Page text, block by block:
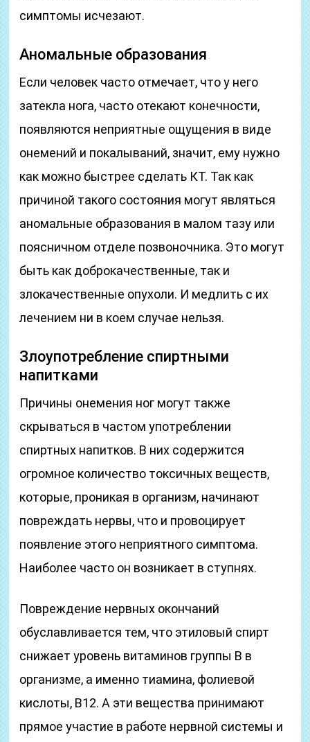
симптомы исчезают.
Аномальные образования
Если человек часто отмечает, что у него
затекла нога, часто отекают конечности,
появляются неприятные ощущения в виде
онемений и покалываний, значит, ему нужно
как можно быстрее сделать КТ. Так как
причиной такого состояния могут являться
аномальные образования в малом тазу или
поясничном отделе позвоночника. Это могут
быть как доброкачественные, так и
злокачественные опухоли. И медлить с их
лечением ни в коем случае нельзя.
Злоупотребление спиртными
напитками
Причины онемения ног могут также
скрываться в частом употреблении
спиртных напитков. В них содержится
огромное количество токсичных веществ,
которые, проникая в организм, начинают
повреждать нервы, что и провоцирует
появление этого неприятного симптома.
Наиболее часто он возникает в ступнях.
Повреждение нервных окончаний
обуславливается тем, что этиловый спирт
снижает уровень витаминов группы В в
организме, а именно тиамина, фолиевой
кислоты, В12. А эти вещества принимают
прямое участие в работе нервной системы и